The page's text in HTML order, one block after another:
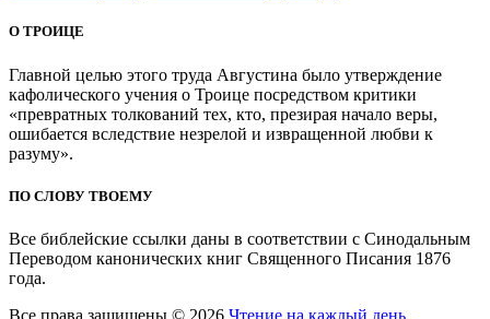
О ТРОИЦЕ
Главной целью этого труда Августина было утверждение
кафолического учения о Троице посредством критики
«превратных толкований тех, кто, презирая начало веры,
ошибается вследствие незрелой и извращенной любви к
разуму».
ПО СЛОВУ ТВОЕМУ
Все библейские ссылки даны в соответствии с Синодальным
Переводом канонических книг Священного Писания 1876
года.
Все права защищены © 2026 Чтение на каждый день